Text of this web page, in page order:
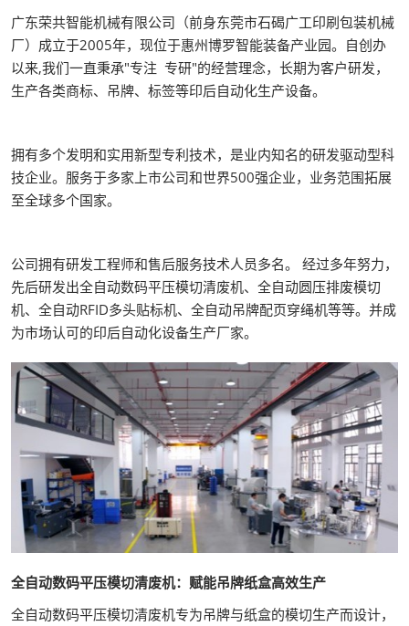
广东荣共智能机械有限公司（前身东莞市石碣广工印刷包装机械
厂）成立于2005年，现位于惠州博罗智能装备产业园。自创办
以来,我们一直秉承"专注 专研"的经营理念，长期为客户研发，
生产各类商标、吊牌、标签等印后自动化生产设备。
拥有多个发明和实用新型专利技术，是业内知名的研发驱动型科
技企业。服务于多家上市公司和世界500强企业，业务范围拓展
至全球多个国家。
公司拥有研发工程师和售后服务技术人员多名。 经过多年努力，
先后研发出全自动数码平压模切清废机、全自动圆压排废模切
机、全自动RFID多头贴标机、全自动吊牌配页穿绳机等等。并成
为市场认可的印后自动化设备生产厂家。
全自动数码平压模切清废机：赋能吊牌纸盒高效生产
全自动数码平压模切清废机专为吊牌与纸盒的模切生产而设计，